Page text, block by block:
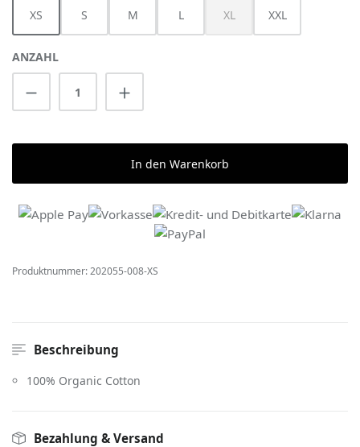
XS S M L XL
(Diese Option ist zurzeit
XXL
ANZAHL
Produkt Anzahl: Gib den gewünschten
In den Warenkorb
Produktnummer:202055-008-XS
Beschreibung
100% Organic Cotton
Bezahlung & Versand